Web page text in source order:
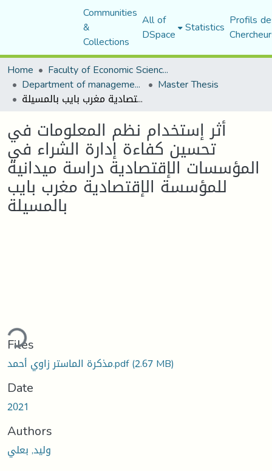
Communities
&
Collections
All of
DSpace Statistics Profils
Home
Faculty of Economic Sciences, Commerce and Management Sciences
Department of management sciences Master Thesis
أثر إستخدام نظم المعلومات في تحسين كفاءة إدارة الشراء في المؤسسات الإقتصادية دراسة ميدانية للمؤسسة الإقتصادية مغرب بايب بالمسيلة
أثر إستخدام نظم المعلومات في
تحسين كفاءة إدارة الشراء في
المؤسسات الإقتصادية دراسة ميدانية
للمؤسسة الإقتصادية مغرب بايب
بالمسيلة
Files
مذكرة الماستر زاوي أحمد.pdf(2.67 MB)
Date
2021
Authors
وليد, بعلي